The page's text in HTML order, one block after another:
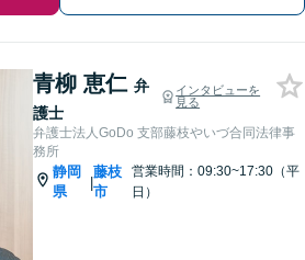
青柳 恵仁 弁
護士
インタビューを
見る
弁護士法人GoDo 支部藤枝やいづ合同法律事
務所
静岡
県
|
藤枝
市
営業時間：09:30~17:30（平
日）